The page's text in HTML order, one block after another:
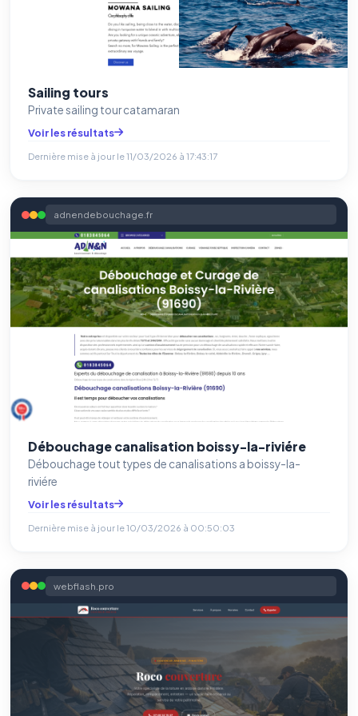
Sailing tours
Private sailing tour catamaran
Voir les résultats
Dernière mise à jour le11/03/2026 à 17:43:17
adnendebouchage.fr
Débouchage canalisation boissy-la-riviére
Débouchage tout types de canalisations a boissy-la-
riviére
Voir les résultats
Dernière mise à jour le10/03/2026 à 00:50:03
webflash.pro